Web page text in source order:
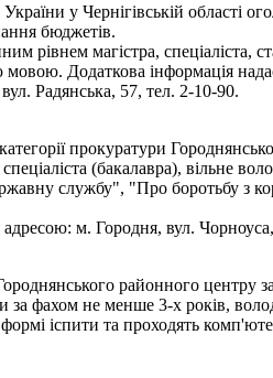
у Чернігівській області
бюджетів.
рівнем магістра, спеціаліста,
Додаткова інформація
Радянська, 57, тел. 2-10-90.
прокуратури
(бакалавра), вільне
службу", "Про боротьбу з
м. Городня, вул.
районного центру
за фахом не менше 3-х років,
іспити та проходять